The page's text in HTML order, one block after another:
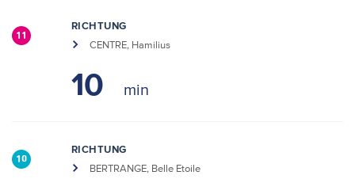
11
RICHTUNG
CENTRE, Hamilius
10
10
RICHTUNG
BERTRANGE, Belle Etoile